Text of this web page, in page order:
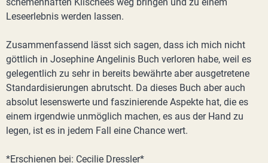
Leseerlebnis werden lassen.
Zusammenfassend lässt sich sagen, dass ich mich nicht
göttlich in Josephine Angelinis Buch verloren habe, weil es
gelegentlich zu sehr in bereits bewährte aber ausgetretene
Standardisierungen abrutscht. Da dieses Buch aber auch
absolut lesenswerte und faszinierende Aspekte hat, die es
einem irgendwie unmöglich machen, es aus der Hand zu
legen, ist es in jedem Fall eine Chance wert.
*Erschienen bei: Cecilie Dressler*